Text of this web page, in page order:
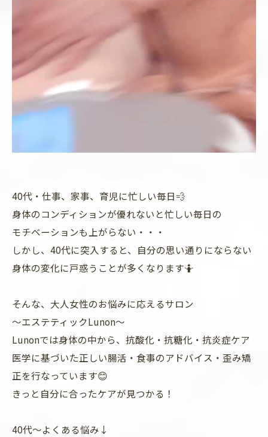
40代・仕事、家事、育児に忙しい毎日💨
身体のコンディションが優れないと忙しい毎日の
モチベーションも上がらない・・・
しかし、40代に突入すると、自分の思い通りにならない
身体の変化に戸惑うことが多くなります🤷
そんな、大人女性のお悩みに応えるサロン
〜エステティックLunon〜
Lunonでは身体の中から、抗酸化・抗糖化・抗炎症ケア
医学に基づいた正しい腸活・食事のアドバイス・歪み矯
正を行なっています😊
きっと自分に合ったケアが見つかる！
40代〜よくある悩み↓